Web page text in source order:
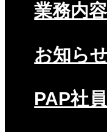
業務内容
お知ら
PAP社